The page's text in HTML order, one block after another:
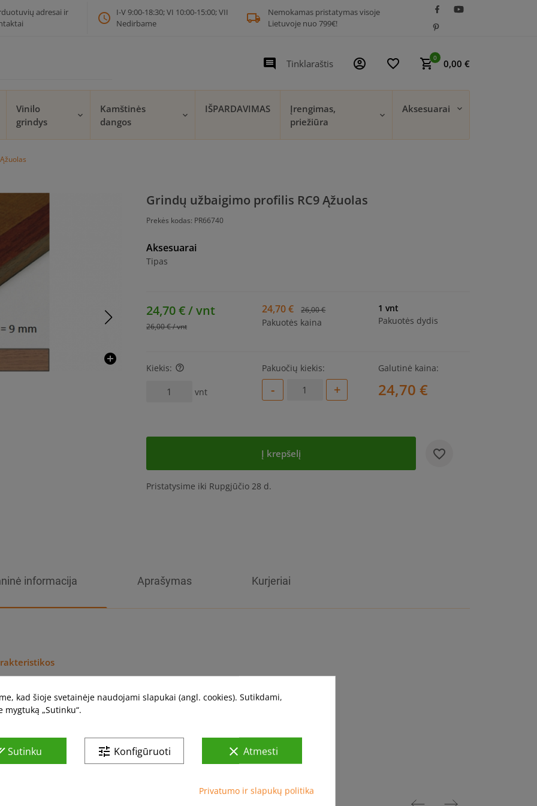
adresai ir
schedule
I-V 9:00-18:30; VI 10:00-15:00; VII
Nedirbame
local_shipping
Nemokamas pristatymas visoje
Lietuvoje nuo 799€!
insert_comment Tinklaraštis account_circle favorite_border shopping_cart0 0,00 €
Vinilo
grindys
Kamštinės
dangos
IŠPARDAVIMAS
Įrengimas,
priežiūra
Aksesuarai
add_circle
Grindų užbaigimo profilis RC9 Ąžuolas
Prekės kodas: PR66740
Aksesuarai
Tipas
24,70 € / vnt
26,00 € / vnt
24,70 € 26,00 €
Pakuotės kaina
1 vnt
Pakuotės dydis
Kiekis: help_outline
vnt
Pakuočių kiekis:
- +
Galutinė kaina:
24,70 €
Į krepšelį
Pristatysime iki Rupgjūčio 28 d.
informacija Aprašymas Kurjeriai
Aksesuarai
kad šioje svetainėje naudojami slapukai (angl. cookies). Sutikdami,
mygtuką „Sutinku“.
Sutinku tune Konfigūruoti clear Atmesti
Privatumo ir slapukų politika